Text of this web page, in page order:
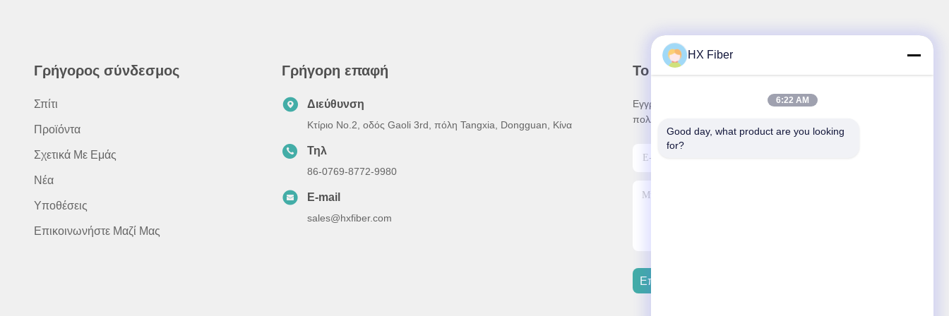
Γρήγορος σύνδεσμος
Σπίτι
Προϊόντα
Σχετικά Με Εμάς
Νέα
Υποθέσεις
Επικοινωνήστε Μαζί Μας
Γρήγορη επαφή
Διεύθυνση
Κτίριο Νο.2, οδός Gaoli 3rd, πόλη Tangxia, Dongguan, Κίνα
Τηλ
86-0769-8772-9980
E-mail
sales@hxfiber.com
Το ενημερωτικό μας δελτίο
Εγγραφείτε στο ενημερωτικό μας δελτίο για εκπτώσεις και
πολλά άλλα.
Επικοινωνήστε Μαζί Μας
HX Fiber
6:22 AM
Good day, what product are you looking
for?